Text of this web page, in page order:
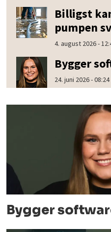
Billigst
pumpen
4. august 2026 -
Bygger
24. juni 2026 - 08:24
Bygger